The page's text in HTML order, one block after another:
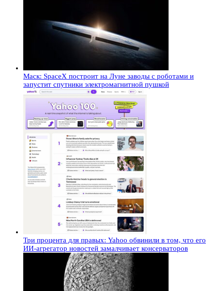
Маск: SpaceX построит на Луне заводы с роботами и
запустит спутники электромагнитной пушкой
Три процента для правых: Yahoo обвинили в том, что его
ИИ-агрегатор новостей замалчивает консерваторов